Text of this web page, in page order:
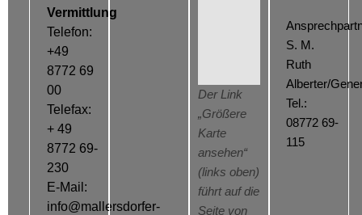
Vermittlung
Telefon:
+49
8772 69
00
Telefax:
+ 49
8772 69-
230
E-Mail:
info@mallersdorfer-
Der Link
„Größere
Karte
ansehen“
(links oben)
führt auf die
Seite von
S. M.
Ruth
Alberter/
Tel.:
08772 69-
115